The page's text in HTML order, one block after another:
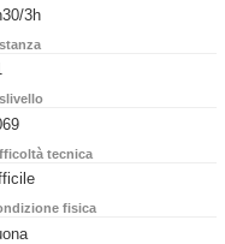
3h
tecnica
fisica